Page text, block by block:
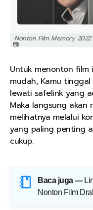
Nonton Film Memory
Untuk menonton film
mudah, Kamu
lewati safelink yang
Maka langsung akan
melihatnya melalui
yang paling penting
cukup.
Baca juga —
Nonton Film